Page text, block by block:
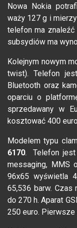
Nowa Nokia
waży 127 g i
telefon ma znaleźć
subsydiów ma
Kolejnym nowym
twist). Telefon
Bluetooth oraz
oparciu o
sprzedawany w
kosztować 400
Modelem typu
6170. Telefon jest
messaging, MMS
96x65 wyświetla
65,536 barw.
do 270 h. Aparat
250 euro.